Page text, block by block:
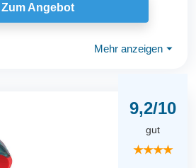
Zum Angebot
Mehr anzeigen ⏷
9,2/10
gut
★★★★